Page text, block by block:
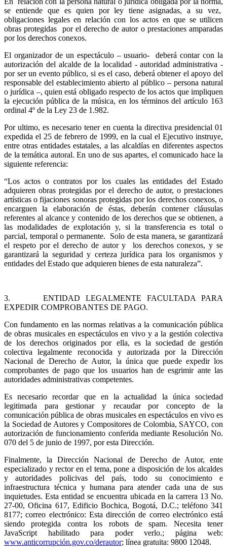
se entiende que es quien por ley tiene asignadas, a su vez,
obligaciones legales en relación con los actos en que se utilicen
obras protegidas por el derecho de autor o prestaciones amparadas
por los derechos conexos.
El organizador de un espectáculo – usuario- deberá contar con la
autorización del alcalde de la localidad - autoridad administrativa -
por ser un evento público, si es el caso, deberá obtener el apoyo del
responsable del establecimiento abierto al público – persona natural
o jurídica –, quien está obligado respecto de los actos que impliquen
la ejecución pública de la música, en los términos del artículo 163
ordinal 4º de la Ley 23 de 1.982.
Por ultimo, es necesario tener en cuenta la directiva presidencial 01
expedida el 25 de febrero de 1999, en la cual el Ejecutivo instruye,
entre otras entidades estatales, a las alcaldías en diferentes aspectos
de la temática autoral. En uno de sus apartes, el comunicado hace la
siguiente referencia:
“Los actos o contratos por los cuales las entidades del Estado
adquieren obras protegidas por el derecho de autor, o prestaciones
artísticas o fijaciones sonoras protegidas por los derechos conexos, o
encarguen la elaboración de éstas, deberán contener cláusulas
referentes al alcance y contenido de los derechos que se obtienen, a
las modalidades de explotación y, si la transferencia es total o
parcial, temporal o permanente. Solo de esta manera, se garantizará
el respeto por el derecho de autor y los derechos conexos, y se
garantizará la seguridad y certeza jurídica para los organismos y
entidades del Estado que adquieren bienes de esta naturaleza”.
3. ENTIDAD LEGALMENTE FACULTADA PARA
EXPEDIR COMPROBANTES DE PAGO.
Con fundamento en las normas relativas a la comunicación pública
de obras musicales en espectáculos en vivo y a la gestión colectiva
de los derechos originados por ella, es la sociedad de gestión
colectiva legalmente reconocida y autorizada por la Dirección
Nacional de Derecho de Autor, la única que puede expedir los
comprobantes de pago que los usuarios han de esgrimir ante las
autoridades administrativas competentes.
Es necesario recordar que en la actualidad la única sociedad
legitimada para gestionar y recaudar por concepto de la
comunicación pública de obras musicales en espectáculos en vivo es
la Sociedad de Autores y Compositores de Colombia, SAYCO, con
autorización de funcionamiento conferida mediante Resolución No.
070 del 5 de junio de 1997, por esta Dirección.
Finalmente, la Dirección Nacional de Derecho de Autor, ente
especializado y rector en el tema, pone a disposición de los alcaldes
y autoridades policivas del país, todo su conocimiento e
infraestructura técnica y humana para atender cada una de sus
inquietudes. Esta entidad se encuentra ubicada en la carrera 13 No.
27-00, Oficina 617, Edificio Bochica, Bogotá, D.C.; teléfono 341
8177; correo electrónico: Esta dirección de correo electrónico está
siendo protegida contra los robots de spam. Necesita tener
JavaScript habilitado para poder verlo.; página web:
www.anticorrupción.gov.co/derautor; línea gratuita: 9800 12048.